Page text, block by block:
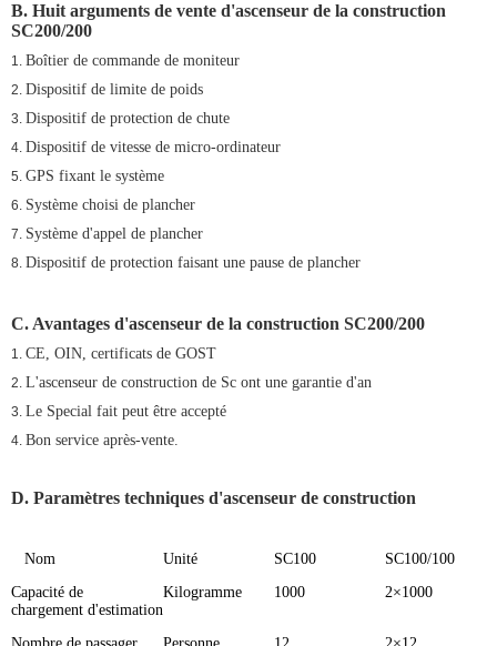
B. Huit arguments de vente d'ascenseur de la construction
SC200/200
1. Boîtier de commande de moniteur
2. Dispositif de limite de poids
3. Dispositif de protection de chute
4. Dispositif de vitesse de micro-ordinateur
5. GPS fixant le système
6. Système choisi de plancher
7. Système d'appel de plancher
8. Dispositif de protection faisant une pause de plancher
C. Avantages d'ascenseur de la construction SC200/200
1. CE, OIN, certificats de GOST
2. L'ascenseur de construction de Sc ont une garantie d'an
3. Le Special fait peut être accepté
4. Bon service après-vente.
D. Paramètres techniques d'ascenseur de construction
Nom Unité SC100 SC100/100
Capacité de
chargement d'estimation
Kilogramme 1000 2×1000